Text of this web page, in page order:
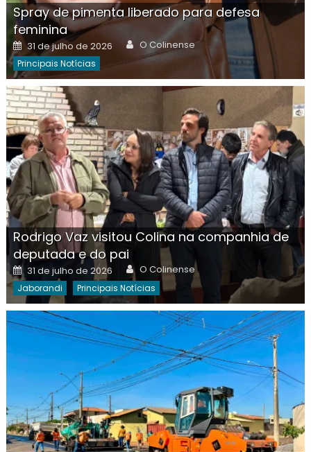
Spray de pimenta liberado para defesa
feminina
Posted
on
31 de julho de 2026 Author
O Colinense
Principais Notícias
Rodrigo Vaz visitou Colina na companhia de
deputada e do pai
Posted
on
31 de julho de 2026 Author
O Colinense
Jaborandi Principais Notícias